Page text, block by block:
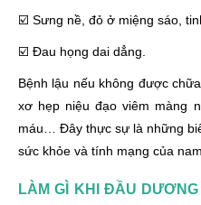
☑️ Sưng nề, đỏ ở miệng sáo,
☑️ Đau họng dai dẳng.
Bệnh lậu nếu không được
xơ hẹp niệu đạo viêm màng
máu… Đây thực sự là những
sức khỏe và tính mạng của
LÀM GÌ KHI ĐẦU